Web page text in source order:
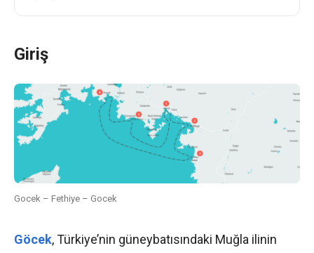
Giriş
Gocek – Fethiye – Gocek
Göcek, Türkiye’nin güneybatısındaki Muğla ilinin